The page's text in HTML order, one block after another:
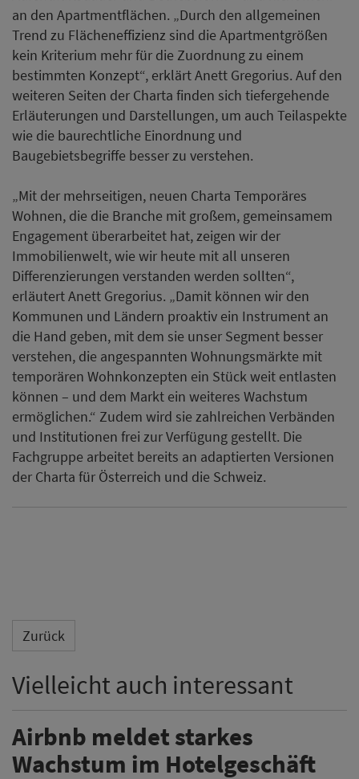
an den Apartmentflächen. „Durch den allgemeinen
Trend zu Flächeneffizienz sind die Apartmentgrößen
kein Kriterium mehr für die Zuordnung zu einem
bestimmten Konzept“, erklärt Anett Gregorius. Auf den
weiteren Seiten der Charta finden sich tiefergehende
Erläuterungen und Darstellungen, um auch Teilaspekte
wie die baurechtliche Einordnung und
Baugebietsbegriffe besser zu verstehen.
„Mit der mehrseitigen, neuen Charta Temporäres
Wohnen, die die Branche mit großem, gemeinsamem
Engagement überarbeitet hat, zeigen wir der
Immobilienwelt, wie wir heute mit all unseren
Differenzierungen verstanden werden sollten“,
erläutert Anett Gregorius. „Damit können wir den
Kommunen und Ländern proaktiv ein Instrument an
die Hand geben, mit dem sie unser Segment besser
verstehen, die angespannten Wohnungsmärkte mit
temporären Wohnkonzepten ein Stück weit entlasten
können – und dem Markt ein weiteres Wachstum
ermöglichen.“ Zudem wird sie zahlreichen Verbänden
und Institutionen frei zur Verfügung gestellt. Die
Fachgruppe arbeitet bereits an adaptierten Versionen
der Charta für Österreich und die Schweiz.
Zurück
Vielleicht auch interessant
Airbnb meldet starkes
Wachstum im Hotelgeschäft